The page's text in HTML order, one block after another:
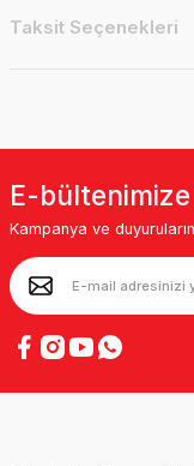
Taksit Seçenekleri
E-
Kampanya ve